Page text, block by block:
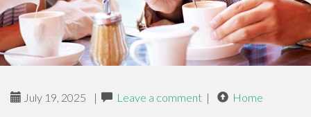
July 19, 2025 | Leave a comment | Home